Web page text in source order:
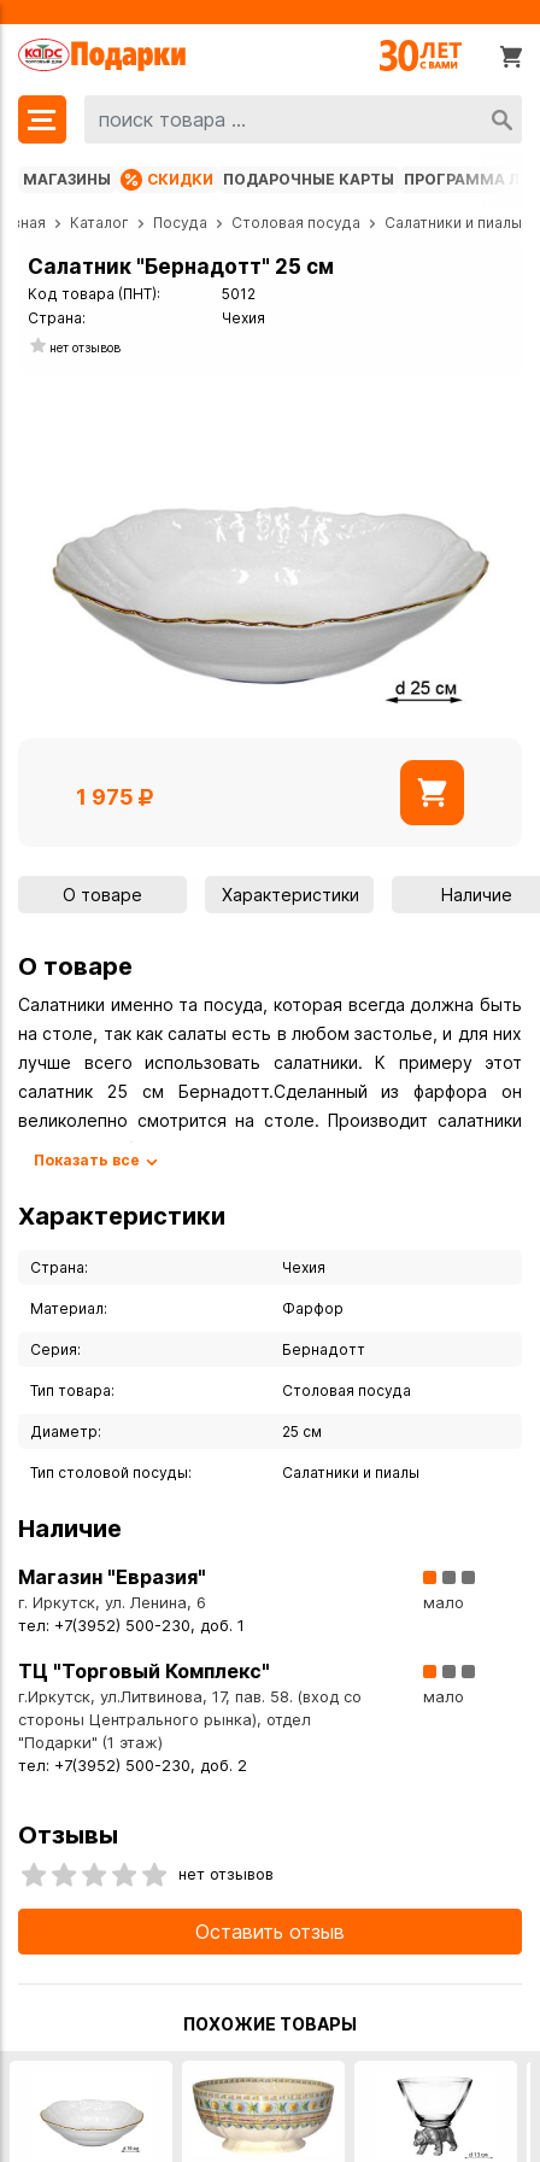
МАГАЗИНЫ СКИДКИ ПОДАРОЧНЫЕ КАРТЫ ПРОГРАММА
Каталог Посуда Столовая посуда Салатники и пиалы
Салатник "Бернадотт" 25 см
Код товара (ПНТ):
5012
Страна:
Чехия
нет отзывов
1 975
О товаре Характеристики Наличие
О товаре
Салатники именно та посуда, которая всегда должна быть
на столе, так как салаты есть в любом застолье, и для них
лучше всего использовать салатники. К примеру этот
салатник 25 см Бернадотт.Сделанный из фарфора он
великолепно смотрится на столе. Производит салатники
знаменитый бренд bernadotte
указанных ниже магазинах в Иркутске и в Ангарске, а
всей России.
Показать все
Характеристики
Страна: Чехия
Материал: Фарфор
Серия: Бернадотт
Тип товара: Столовая посуда
Диаметр: 25 см
Тип столовой посуды: Салатники и пиалы
Наличие
Магазин "Евразия"
г. Иркутск, ул. Ленина, 6
тел: +7(3952) 500-230, доб. 1
мало
ТЦ "Торговый Комплекс"
г.Иркутск, ул.Литвинова, 17, пав. 58. (вход со
стороны Центрального рынка), отдел
"Подарки" (1 этаж)
тел: +7(3952) 500-230, доб. 2
мало
Отзывы
нет отзывов
Оставить отзыв
ПОХОЖИЕ ТОВАРЫ